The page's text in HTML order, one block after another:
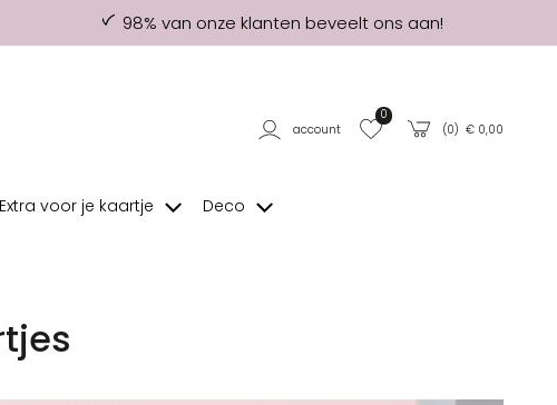
98% van onze klanten beveelt ons aan!
account
0
(0) € 0,00
Extra voor je kaartje Deco